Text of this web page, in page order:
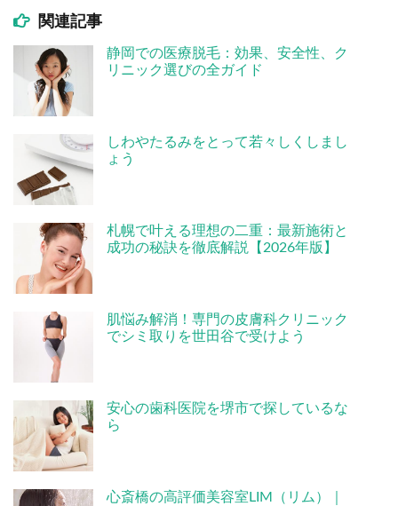
関連記事
静岡での医療脱毛：効果、安全性、ク
リニック選びの全ガイド
しわやたるみをとって若々しくしまし
ょう
札幌で叶える理想の二重：最新施術と
成功の秘訣を徹底解説【2026年版】
肌悩み解消！専門の皮膚科クリニック
でシミ取りを世田谷で受けよう
安心の歯科医院を堺市で探しているな
ら
心斎橋の高評価美容室LIM（リム）｜